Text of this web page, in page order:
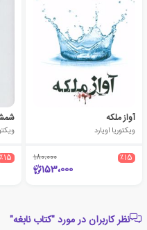
آواز ملکه
ویکتوریا اویارد
٪15 180،000
153،000
٪15
نظر کاربران در مورد "کتاب نابغه"